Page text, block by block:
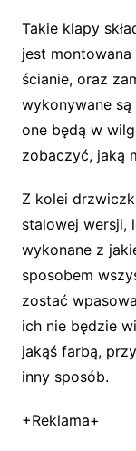
Takie klapy
jest
ścianie, oraz
wykonywane
one będą w
zobaczyć, jaką
Z kolei
stalowej wersji,
wykonane z
sposobem
zostać
ich nie będzie
jakąś farbą,
inny sposób.
+Reklama+